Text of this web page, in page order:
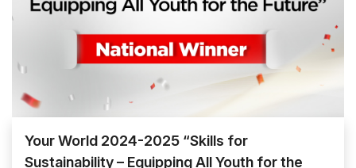
Your World 2024-2025 “Skills for
Sustainability – Equipping All Youth for the